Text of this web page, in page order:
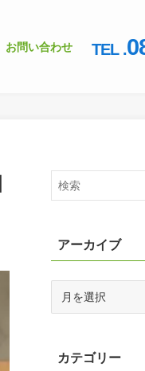
お問い合わせ TEL .
アーカイブ
ブカテゴリー